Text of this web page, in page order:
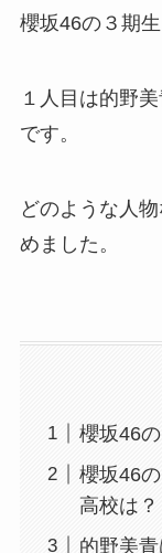
櫻坂46の３期
１人目は的野
です。
どのような人
めました。
櫻坂46
櫻坂46
高校は？
的野美